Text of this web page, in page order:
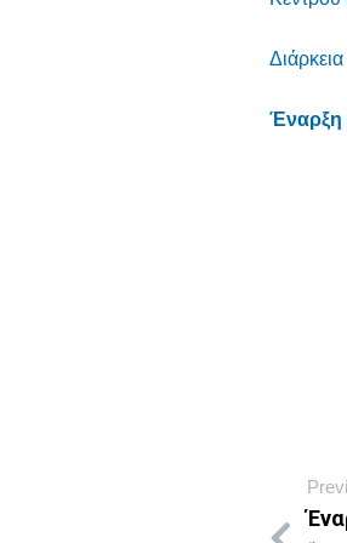
Έναρξη